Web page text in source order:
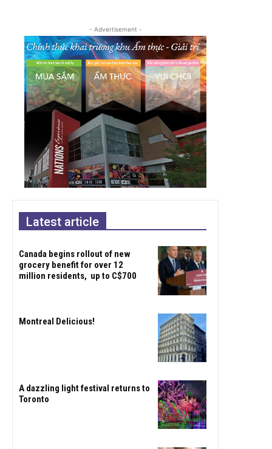
- Advertisement -
Latest article
Canada begins rollout of new
grocery benefit for over 12
million residents, up to C$700
Montreal Delicious!
A dazzling light festival returns to
Toronto